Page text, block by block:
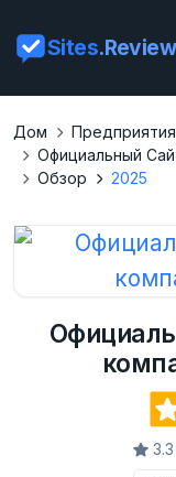
Sites
Дом
Предприятия
Официальный
Обзор
2025